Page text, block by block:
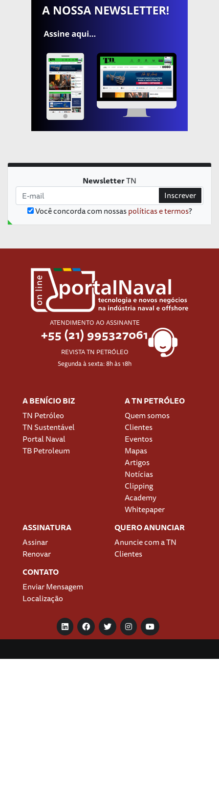
NewsletterTN
Você concorda com nossaspolíticas e termos?
Inscrever
ATENDIMENTO AO ASSINANTE
+55 (21) 995327061
REVISTA TN PETRÓLEO
Segunda à sexta: 8h às 18h
A BENÍCIO BIZ
TN Petróleo
TN Sustentável
Portal Naval
TB Petroleum
A TN PETRÓLEO
Quem somos
Clientes
Eventos
Mapas
Artigos
Notícias
Clipping
Academy
Whitepaper
ASSINATURA
Assinar
Renovar
QUERO ANUNCIAR
Anuncie com a TN
Clientes
CONTATO
Enviar Mensagem
Localização